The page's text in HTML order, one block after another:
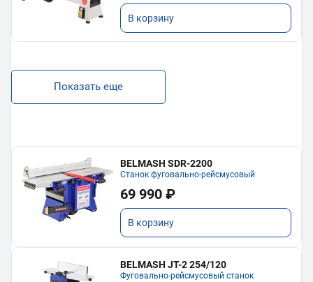
В корзину
Показать еще
BELMASH SDR-2200
Станок фуговально-рейсмусовый
69 990 ₽
В корзину
BELMASH JT-2 254/120
Фуговально-рейсмусовый станок